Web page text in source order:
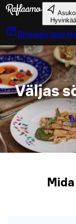
Liigu peamise sisu
Hyvinkää
Broneeri laud
Väljas